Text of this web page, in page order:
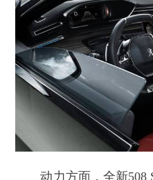
动力方面，全新508